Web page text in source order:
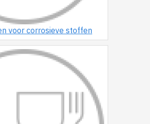
voor corrosieve stoffen